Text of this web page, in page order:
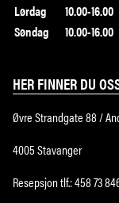
Lørdag
10.00-16.00
Søndag
10.00-16.00
HER FINNER DU
Øvre Strandgate 88 /
4005 Stavanger
Resepsjon tlf.: 458 73